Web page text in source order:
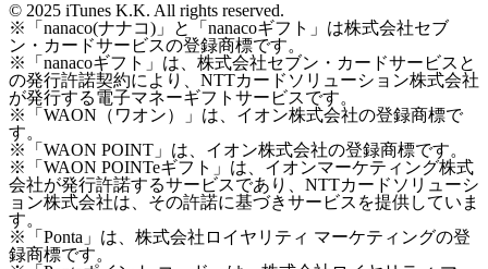
© 2025 iTunes K.K. All rights reserved.
※「nanaco(ナナコ)」と「nanacoギフト」は株式会社セブ
ン・カードサービスの登録商標です。
※「nanacoギフト」は、株式会社セブン・カードサービスと
の発行許諾契約により、NTTカードソリューション株式会社
が発行する電子マネーギフトサービスです。
※「WAON（ワオン）」は、イオン株式会社の登録商標で
す。
※「WAON POINT」は、イオン株式会社の登録商標です。
※「WAON POINTeギフト」は、イオンマーケティング株式
会社が発行許諾するサービスであり、NTTカードソリューシ
ョン株式会社は、その許諾に基づきサービスを提供していま
す。
※「Ponta」は、株式会社ロイヤリティ マーケティングの登
録商標です。